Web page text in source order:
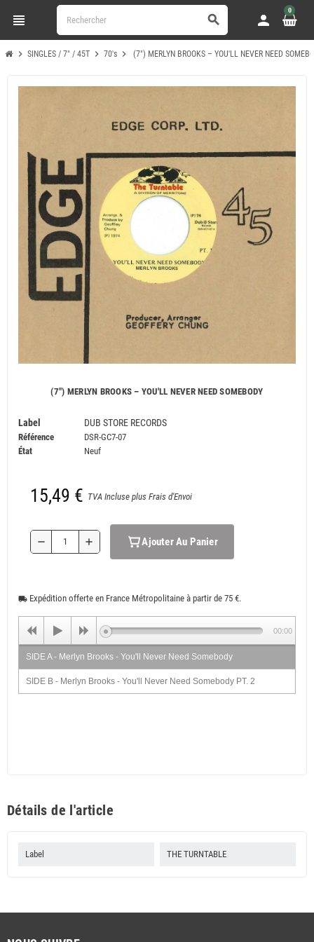
view_headline search person
0
chevron_right SINGLES / 7" / 45T chevron_right 70's chevron_right (7") MERLYN BROOKS ‎– YOU'LL NEVER NEED
(7") MERLYN BROOKS ‎– YOU'LL NEVER NEED SOMEBODY
Label DUB STORE RECORDS
Référence
DSR-GC7-07
État
Neuf
15,49 € TVA Incluse plus Frais d'Envoi
remove add Ajouter Au Panier
local_shipping Expédition offerte en France Métropolitaine à partir de 75 €.
SIDE A - Merlyn Brooks - You'll Never Need Somebody
SIDE B - Merlyn Brooks - You'll Never Need Somebody PT. 2
00:00
Détails de l'article
Label THE TURNTABLE